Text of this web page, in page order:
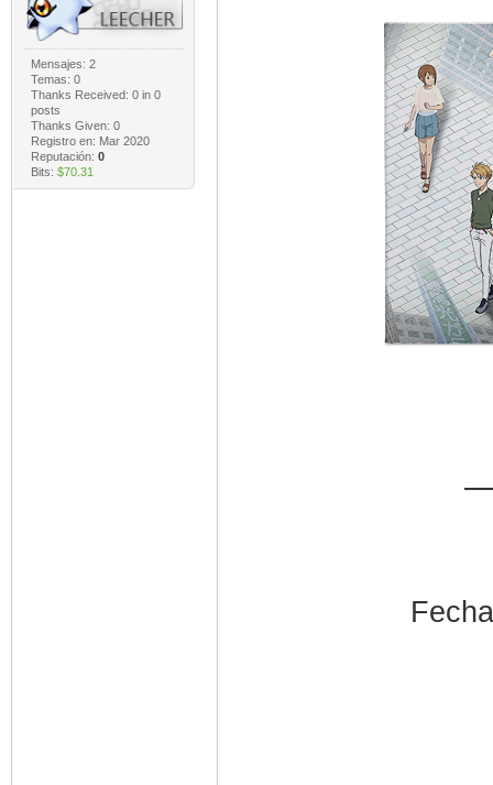
Mensajes: 2
Temas: 0
Thanks Received: 0in 0
posts
Thanks Given: 0
Registro en: Mar 2020
Reputación: 0
Bits: $70.31
—